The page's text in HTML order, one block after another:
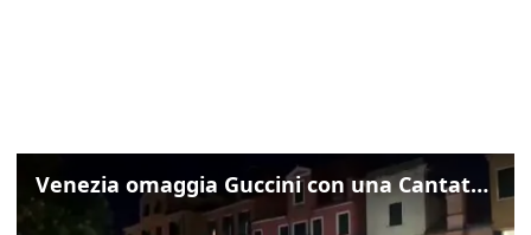
Venezia omaggia Guccini con una Cantata Anarchica in campo Santa Margherita